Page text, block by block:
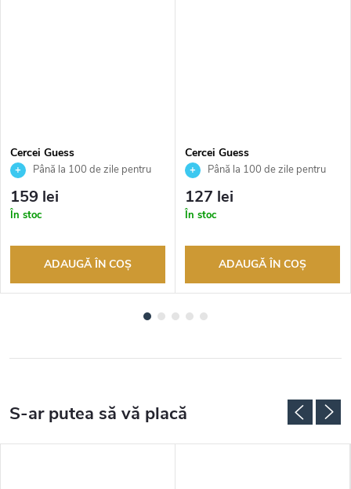
Cercei Guess
JUBE03136JWRHT
Până la 100 de zile pentru
returnarea bunurilor. Vânzător
autorizat
159 lei
În stoc
ADAUGĂ ÎN COŞ
Cercei Guess
JUBE02158JWYGT
Până la 100 de zile pentru
returnarea bunurilor. Vânzător
autorizat
127 lei
În stoc
ADAUGĂ ÎN COŞ